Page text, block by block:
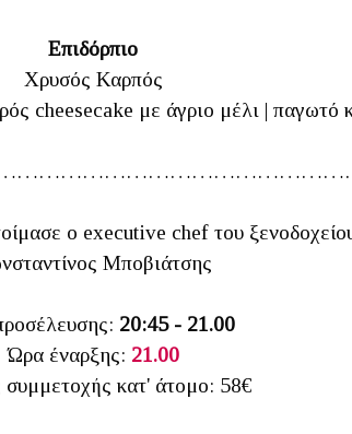
Επιδόρπιο
Χρυσός Καρπός
cheesecake με άγριο μέλι | παγωτό
ο executive chef του
Μποβιάτσης
20:45 - 21.00
Ώρα έναρξης: 21.00
κατ' άτομο: 58€